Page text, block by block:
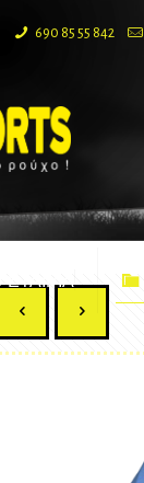
690 85 55 842
ΕΤΑΙΡΙΑ